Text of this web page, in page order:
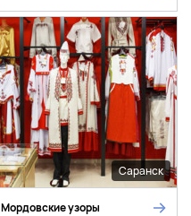
Саранск
Мордовские узоры